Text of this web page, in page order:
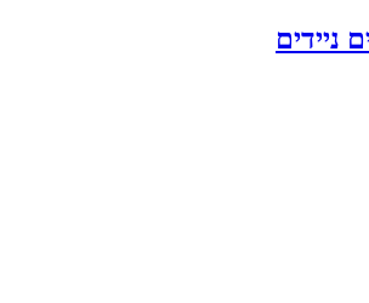
ניידים